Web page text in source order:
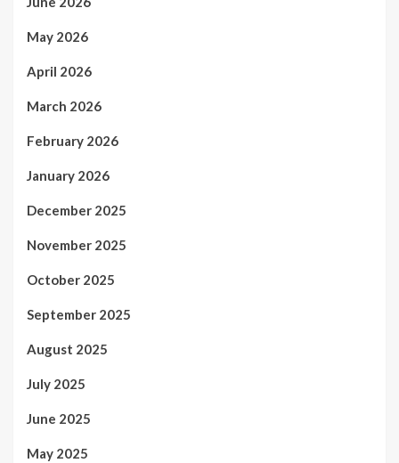
May 2026
April 2026
March 2026
February 2026
January 2026
December 2025
November 2025
October 2025
September 2025
August 2025
July 2025
June 2025
May 2025